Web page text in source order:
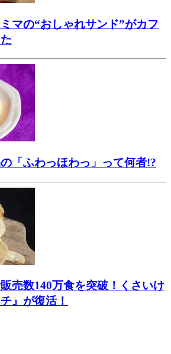
ミマの“おしゃれサンド”がカフ
の「ふわっほわっ」って何者!?
販売数140万食を突破！くさいけ
』が復活！